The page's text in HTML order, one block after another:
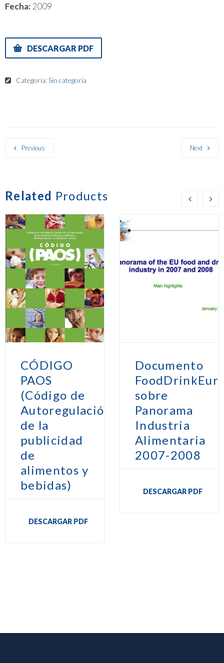
Fecha: 2009
DESCARGAR PDF
Categoría:Sin categoría
Previous Next
Related Products
CÓDIGO
PAOS
(Código de
Autoregulación
de la
publicidad
de
alimentos y
bebidas)
DESCARGAR PDF
Documento
sobre
Panorama
Industria
Alimentaria
2007-2008
DESCARGAR PDF